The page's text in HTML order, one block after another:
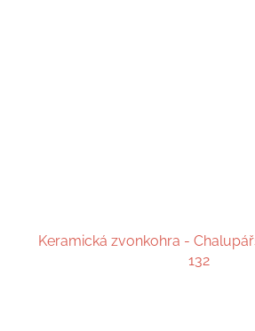
Keramická zvonkohra -
132